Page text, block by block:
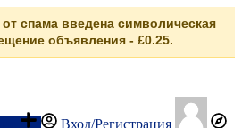
спама введена символическая
объявления - £0.25.
Вход/Регистрация